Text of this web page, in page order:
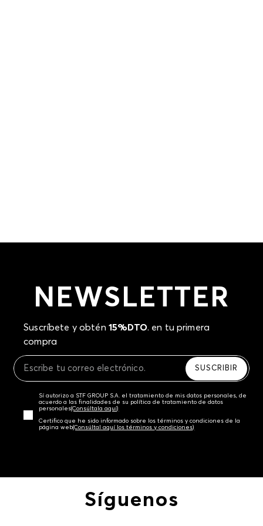
NEWSLETTER
Suscríbete y obtén 15%DTO. en tu primera
compra
SUSCRIBIR
Sí autorizo a STF GROUP S.A. el tratamiento de mis datos personales, de
acuerdo a las finalidades de su política de tratamiento de datos
personales‎(Consúltala aquí)
Certifico que he sido informado sobre los términos y condiciones de la
página web‎(Consúltal aquí los términos y condiciones)
Síguenos